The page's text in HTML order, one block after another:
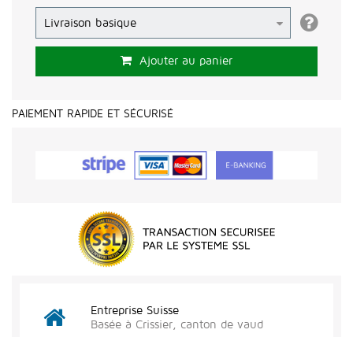
Ajouter au panier
PAIEMENT RAPIDE ET SÉCURISÉ
Entreprise Suisse
Basée à Crissier, canton de vaud